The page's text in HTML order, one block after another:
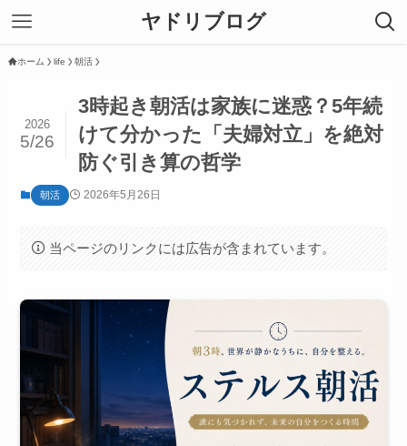
ヤドリブログ
ホーム life 朝活
3時起き朝活は家族に迷惑？5年続
けて分かった「夫婦対立」を絶対
防ぐ引き算の哲学
2026
5/26
朝活 2026年5月26日
当ページのリンクには広告が含まれています。